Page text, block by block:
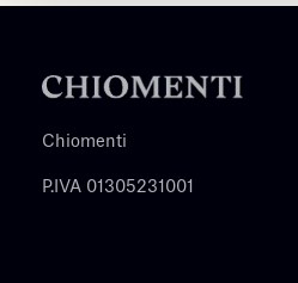
Chiomenti
P.IVA 01305231001